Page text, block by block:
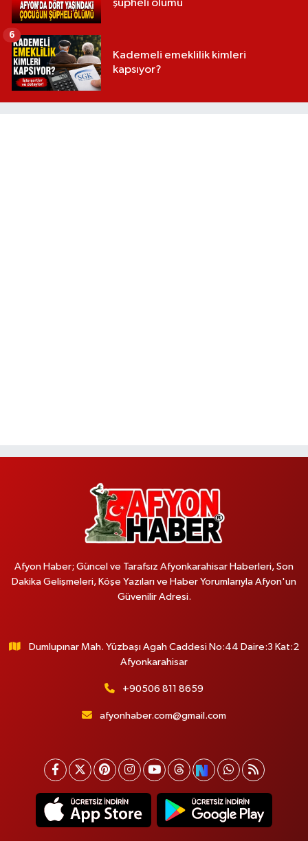
şüpheli ölümü
Kademeli emeklilik kimleri
kapsıyor?
6
Afyon Haber; Güncel ve Tarafsız Afyonkarahisar Haberleri, Son
Dakika Gelişmeleri, Köşe Yazıları ve Haber Yorumlarıyla Afyon'un
Güvenilir Adresi.
Dumlupınar Mah. Yüzbaşı Agah Caddesi No:44 Daire:3 Kat:2
Afyonkarahisar
+90506 811 8659
afyonhaber.com@gmail.com